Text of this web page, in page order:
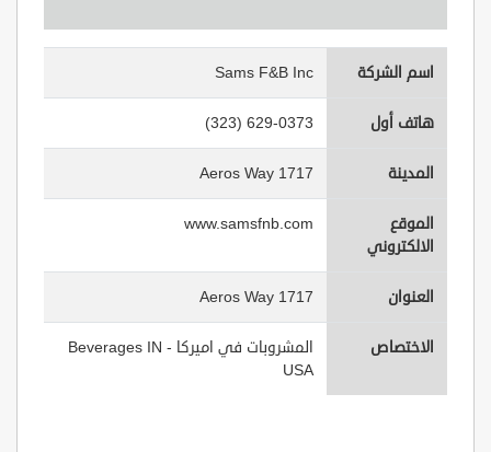
اسم الشركة Sams F&B Inc
هاتف أول (323) 629-0373
المدينة 1717 Aeros Way
الموقع
الالكتروني
www.samsfnb.com
العنوان 1717 Aeros Way
الاختصاص
المشروبات في اميركا - Beverages IN
USA